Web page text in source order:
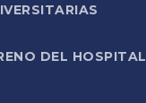
DEL HOSPITAL